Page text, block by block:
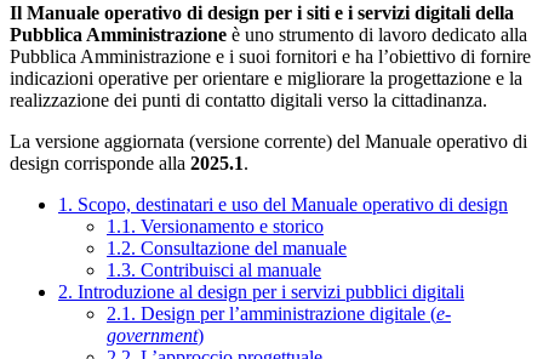
Il Manuale operativo di design per i siti e i servizi digitali della
Pubblica Amministrazione è uno strumento di lavoro dedicato alla
Pubblica Amministrazione e i suoi fornitori e ha l’obiettivo di fornire
indicazioni operative per orientare e migliorare la progettazione e la
realizzazione dei punti di contatto digitali verso la cittadinanza.
La versione aggiornata (versione corrente) del Manuale operativo di
design corrisponde alla 2025.1.
1. Scopo, destinatari e uso del Manuale operativo di design
1.1. Versionamento e storico
1.2. Consultazione del manuale
1.3. Contribuisci al manuale
2. Introduzione al design per i servizi pubblici digitali
2.1. Design per l’amministrazione digitale (e-
government)